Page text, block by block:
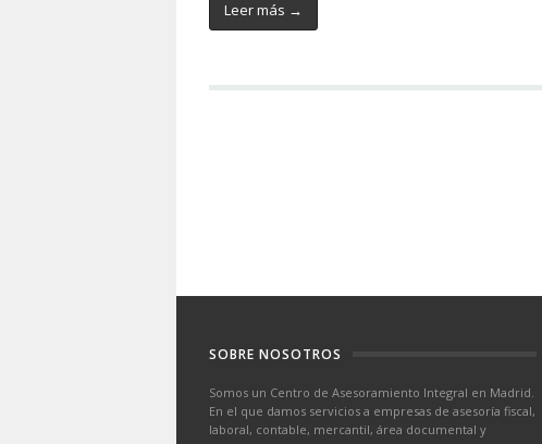
Leer más →
SOBRE NOSOTROS
Somos un Centro de Asesoramiento Integral en Madrid.
En el que damos servicios a empresas de asesoría fiscal,
laboral, contable, mercantil, área documental y